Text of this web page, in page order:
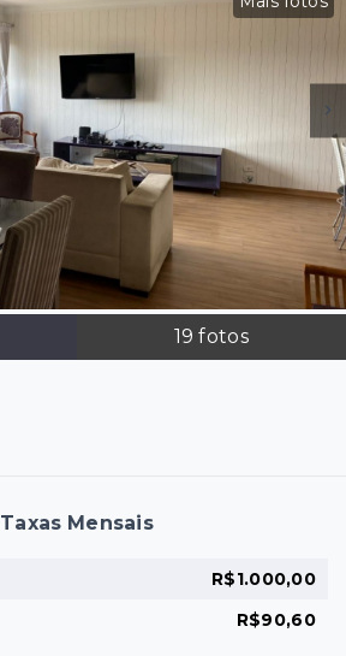
19 fotos
Taxas Mensais
R$1.000,00
R$90,60